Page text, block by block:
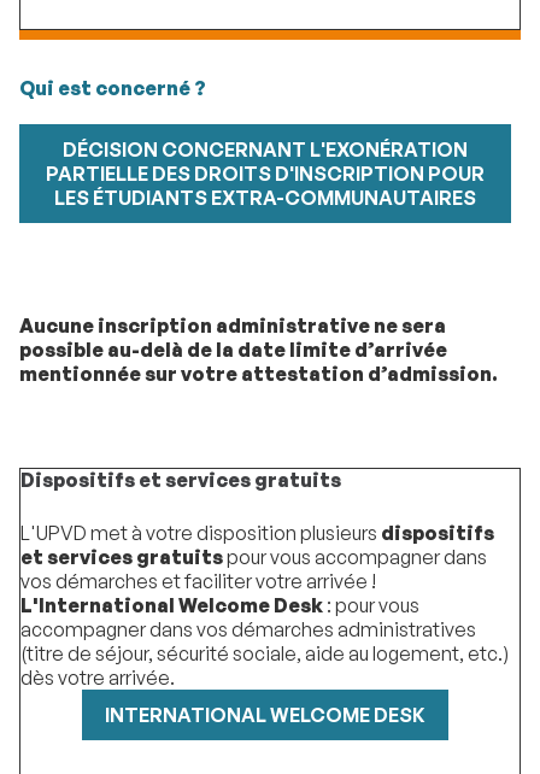
Qui est concerné ?
DÉCISION CONCERNANT L'EXONÉRATION
PARTIELLE DES DROITS D'INSCRIPTION POUR
LES ÉTUDIANTS EXTRA-COMMUNAUTAIRES
Aucune inscription administrative ne sera
possible au-delà de la date limite d’arrivée
mentionnée sur votre attestation d’admission.
Dispositifs et services gratuits
L'UPVD met à votre disposition plusieurs dispositifs
et services gratuitspour vous accompagner dans
vos démarches et faciliter votre arrivée !
L'International Welcome Desk : pour vous
accompagner dans vos démarches administratives
(titre de séjour, sécurité sociale, aide au logement, etc.)
dès votre arrivée.
INTERNATIONAL WELCOME DESK